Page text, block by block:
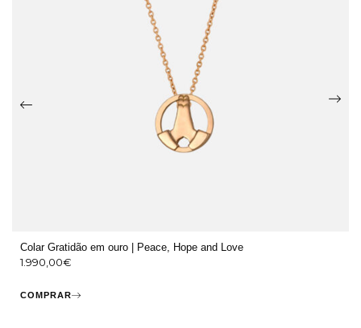
Colar Gratidão em ouro | Peace, Hope and Love
1.990,00€
COMPRAR